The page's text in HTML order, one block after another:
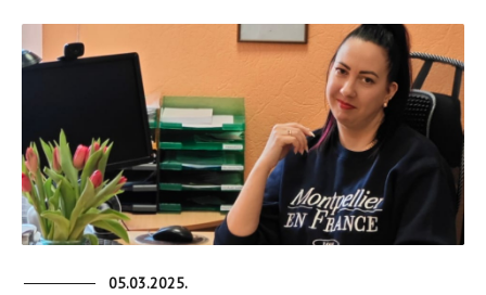
05.03.2025.